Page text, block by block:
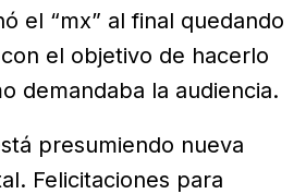
el “mx” al final quedando
el objetivo de hacerlo
demandaba la audiencia.
presumiendo nueva
Felicitaciones para